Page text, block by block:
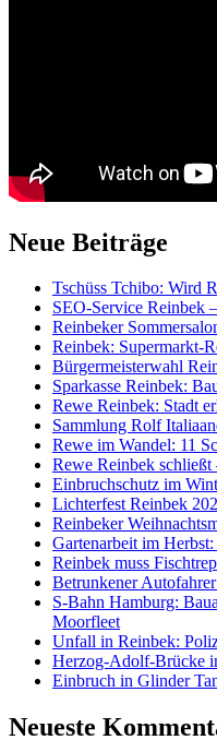
Neue Beiträge
Tschüss Tchibo: Wird
SEO-Service Reinbek
Reinbeker
Reinbek: Supermarkt-
Bürgermeisterwahl
Sparkasse Reinbek:
Rewe Reinbek: Stadt
Sammlung Rolf
Rewe im Wandel: 11
Rewe Reinbek
Einbruchschutz im
Lichterfest Reinbek
Reinbeker
Gartenarbeit im
Reinbek muss
Betrunkener
S-Bahn Hamburg:
Moorfleet
Unfall in Reinbek:
Herzog-Adolf-Brücke
Einbruch in Glinder
Neueste